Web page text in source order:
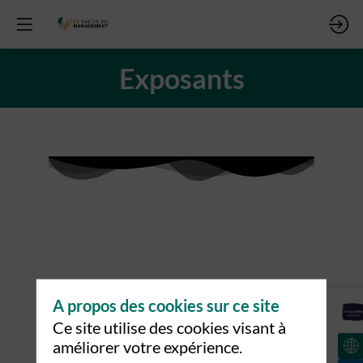
Exposants
Tous les
Exposants
A propos des cookies sur ce site
Ce site utilise des cookies visant à
améliorer votre expérience.